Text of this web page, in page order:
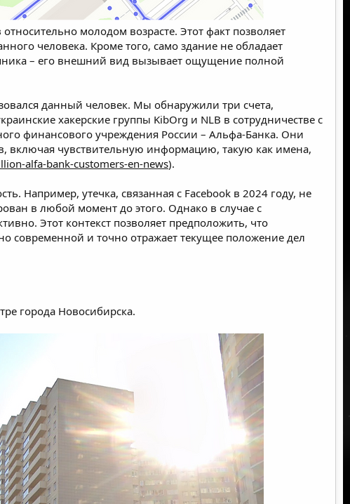
молодом возрасте. Этот факт позволяет
человека. Кроме того, само здание не обладает
– его внешний вид вызывает ощущение полной
данный человек. Мы обнаружили три счета,
хакерские группы KibOrg и NLB в сотрудничестве с
финансового учреждения России – Альфа-Банка. Они
включая чувствительную информацию, такую как имена,
alfa-bank-customers-en-news).
Например, утечка, связанная с Facebook в 2024 году, не
в любой момент до этого. Однако в случае с
Этот контекст позволяет предположить, что
современной и точно отражает текущее положение дел
города Новосибирска.